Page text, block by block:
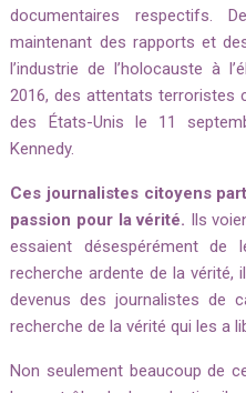
documentaires respectifs. D
maintenant des rapports et
l’industrie de l’holocauste à
2016, des attentats terroristes
des États-Unis le 11
Kennedy.
Ces journalistes citoyens
passion pour la vérité. Ils
essaient désespérément
recherche ardente de la vérité,
devenus des journalistes de
recherche de la vérité qui les a
Non seulement beaucoup de